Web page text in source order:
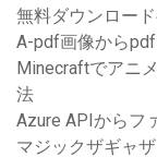
無料ダウンロー
A-pdf画像から
Minecraftでアニ
法
Azure APIからフ
マジックザギャ